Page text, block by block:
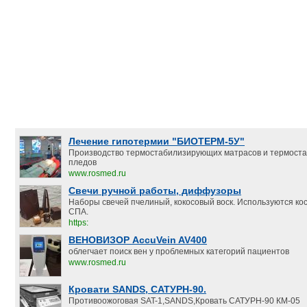
Лечение гипотермии "БИОТЕРМ-5У"
Производство термостабилизирующих матрасов и
пледов
www.rosmed.ru
Свечи ручной работы, диффузоры
Наборы свечей пчелиный, кокосовый воск. Используются
СПА.
https:
ВЕНОВИЗОР AccuVein AV400
облегчает поиск вен у проблемных категорий пациентов
www.rosmed.ru
Кровати SANDS, САТУРН-90.
Противоожоговая SAT-1,SANDS,Кровать САТУРН-90 КМ-05